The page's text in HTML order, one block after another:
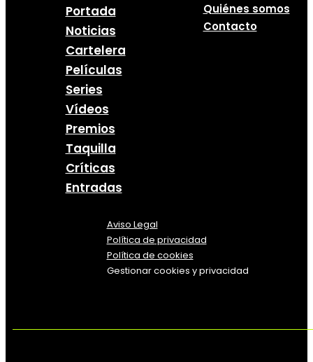
Portada
Noticias
Cartelera
Películas
Series
Vídeos
Premios
Taquilla
Críticas
Entradas
Quiénes somos
Contacto
Aviso Legal
Política de privacidad
Política de cookies
Gestionar cookies y privacidad